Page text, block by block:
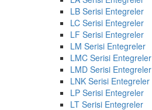
LB Serisi Entegreler
LC Serisi Entegreler
LF Serisi Entegreler
LM Serisi Entegreler
LMC Serisi Entegreler
LMD Serisi Entegreler
LNK Serisi Entegreler
LP Serisi Entegreler
LT Serisi Entegreler